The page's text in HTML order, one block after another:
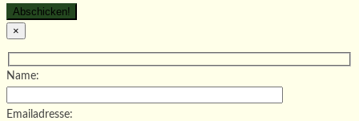
×
Name:
Emailadresse: